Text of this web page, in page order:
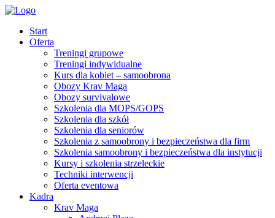
Start
Oferta
Treningi grupowe
Treningi indywidualne
Kurs dla kobiet – samoobrona
Obozy Krav Maga
Obozy survivalowe
Szkolenia dla MOPS/GOPS
Szkolenia dla szkół
Szkolenia dla seniorów
Szkolenia z samoobrony i bezpieczeństwa dla firm
Szkolenia samoobrony i bezpieczeństwa dla instytucji
Kursy i szkolenia strzeleckie
Techniki interwencji
Oferta eventowa
Kadra
Krav Maga